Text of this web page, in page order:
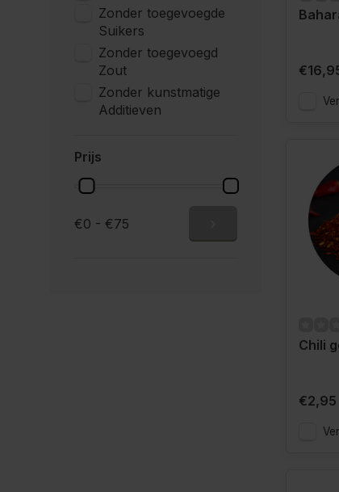
Zonder toegevoegde
Suikers
Zonder toegevoegd
Zout
Zonder kunstmatige
Additieven
Prijs
€0 - €75
Chili
€2,95